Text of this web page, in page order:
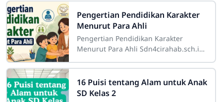
Pengertian Pendidikan Karakter
Menurut Para Ahli
Pengertian Pendidikan Karakter
Menurut Para Ahli Sdn4cirahab.sch.id-
konsep yang sangat penting dalam
dunia
16 Puisi tentang Alam untuk Anak
SD Kelas 2